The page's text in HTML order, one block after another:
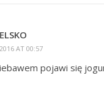
AT 00:57
pojawi się